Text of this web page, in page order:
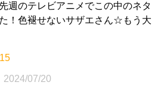
週のテレビアニメでこの中のネタ
！色褪せないサザエさん☆もう大
2024/07/20